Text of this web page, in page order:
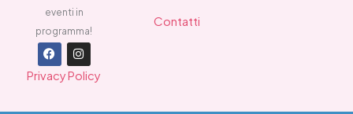
eventi in
programma!
F
a
c
I
n
s
Privacy Policy
Contatti